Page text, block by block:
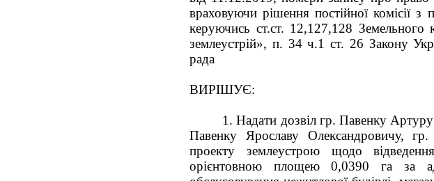
враховуючи рішення постійної комісії з
керуючись ст.ст. 12,127,128 Земельного
землеустрій», п. 34 ч.1 ст. 26 Закону
рада
ВИРІШУЄ:
1. Надати дозвіл гр. Павенку
Павенку Ярославу Олександровичу,
проекту землеустрою щодо
орієнтовною площею 0,0390 га за